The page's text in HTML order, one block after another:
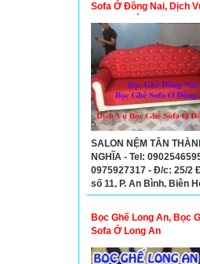
Sofa Ở Đồng Nai, Dịch
SALON NỆM TÂN
NGHĨA - Tel:
0975927317 - Đ/c: 25/2
số 11, P. An Bình, Biên
Đồng Nai
Bọc Ghế Long An, Bọc
Sofa Ở Long An